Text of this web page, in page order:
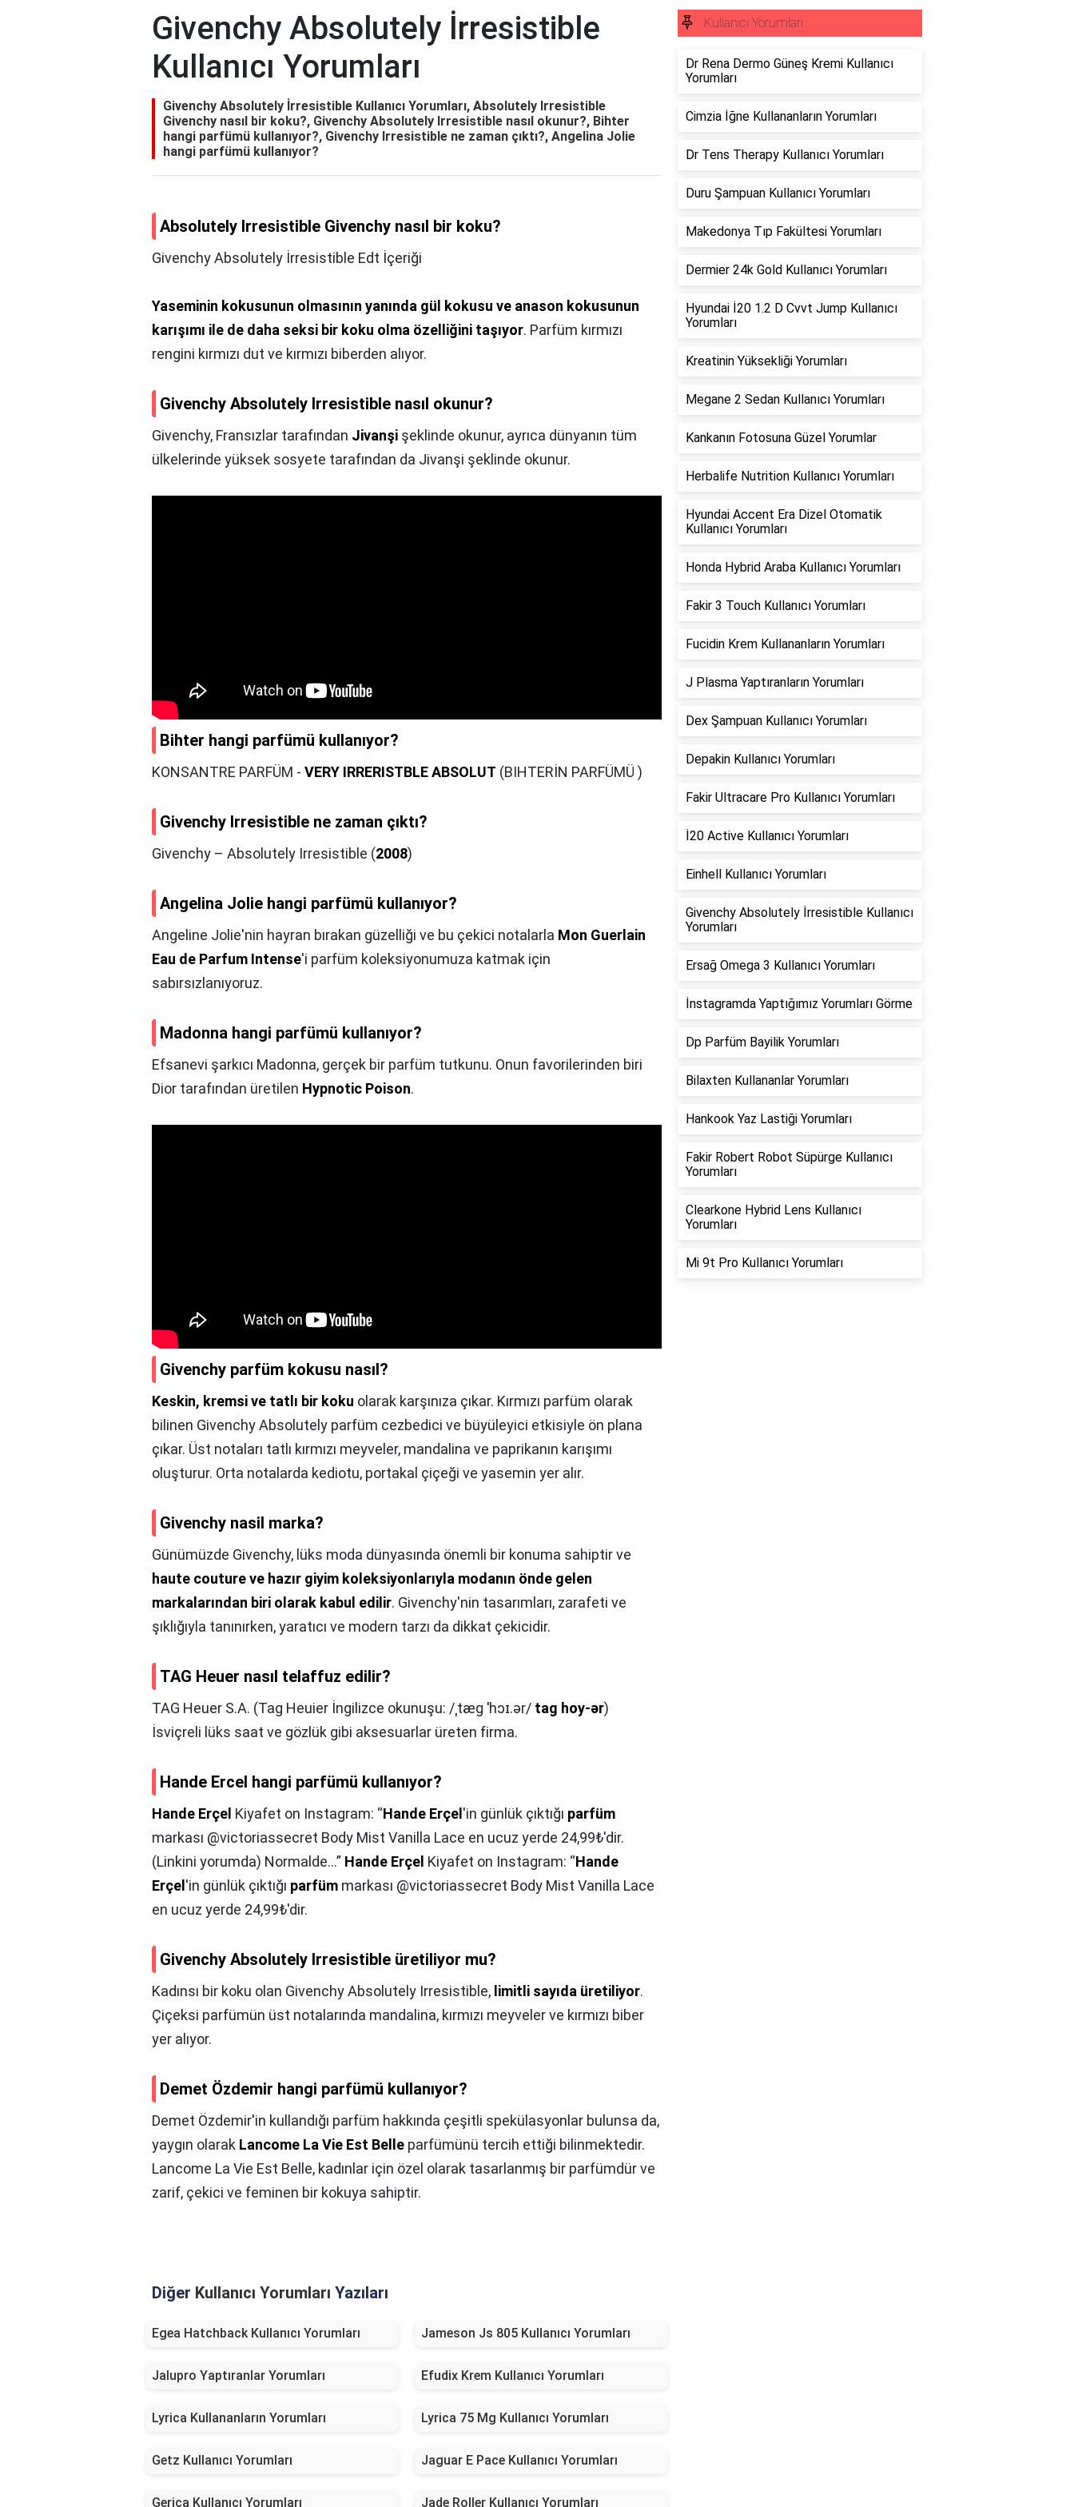
Givenchy Absolutely İrresistible
Kullanıcı Yorumları
Givenchy Absolutely İrresistible Kullanıcı Yorumları, Absolutely Irresistible
Givenchy nasıl bir koku?, Givenchy Absolutely Irresistible nasıl okunur?, Bihter
hangi parfümü kullanıyor?, Givenchy Irresistible ne zaman çıktı?, Angelina Jolie
hangi parfümü kullanıyor?
Absolutely Irresistible Givenchy nasıl bir koku?
Givenchy Absolutely İrresistible Edt İçeriği
Yaseminin kokusunun olmasının yanında gül kokusu ve anason kokusunun
karışımı ile de daha seksi bir koku olma özelliğini taşıyor. Parfüm kırmızı
rengini kırmızı dut ve kırmızı biberden alıyor.
Givenchy Absolutely Irresistible nasıl okunur?
Givenchy, Fransızlar tarafından Jivanşi şeklinde okunur, ayrıca dünyanın tüm
ülkelerinde yüksek sosyete tarafından da Jivanşi şeklinde okunur.
Bihter hangi parfümü kullanıyor?
KONSANTRE PARFÜM - VERY IRRERISTBLE ABSOLUT (BIHTERİN PARFÜMÜ )
Givenchy Irresistible ne zaman çıktı?
Givenchy – Absolutely Irresistible (2008)
Angelina Jolie hangi parfümü kullanıyor?
Angeline Jolie'nin hayran bırakan güzelliği ve bu çekici notalarla Mon Guerlain
Eau de Parfum Intense'i parfüm koleksiyonumuza katmak için
sabırsızlanıyoruz.
Madonna hangi parfümü kullanıyor?
Efsanevi şarkıcı Madonna, gerçek bir parfüm tutkunu. Onun favorilerinden biri
Dior tarafından üretilen Hypnotic Poison.
Givenchy parfüm kokusu nasıl?
Keskin, kremsi ve tatlı bir koku olarak karşınıza çıkar. Kırmızı parfüm olarak
bilinen Givenchy Absolutely parfüm cezbedici ve büyüleyici etkisiyle ön plana
çıkar. Üst notaları tatlı kırmızı meyveler, mandalina ve paprikanın karışımı
oluşturur. Orta notalarda kediotu, portakal çiçeği ve yasemin yer alır.
Givenchy nasil marka?
Günümüzde Givenchy, lüks moda dünyasında önemli bir konuma sahiptir ve
haute couture ve hazır giyim koleksiyonlarıyla modanın önde gelen
markalarından biri olarak kabul edilir. Givenchy'nin tasarımları, zarafeti ve
şıklığıyla tanınırken, yaratıcı ve modern tarzı da dikkat çekicidir.
TAG Heuer nasıl telaffuz edilir?
TAG Heuer S.A. (Tag Heuier İngilizce okunuşu: /ˌtæɡ ˈhɔɪ.ər/ tag hoy-ər)
İsviçreli lüks saat ve gözlük gibi aksesuarlar üreten firma.
Hande Ercel hangi parfümü kullanıyor?
Hande Erçel Kiyafet on Instagram: “Hande Erçel 'in günlük çıktığı parfüm
markası @victoriassecret Body Mist Vanilla Lace en ucuz yerde 24,99₺'dir.
(Linkini yorumda) Normalde…” Hande Erçel Kiyafet on Instagram: “Hande
Erçel 'in günlük çıktığı parfüm markası @victoriassecret Body Mist Vanilla Lace
en ucuz yerde 24,99₺'dir.
Givenchy Absolutely Irresistible üretiliyor mu?
Kadınsı bir koku olan Givenchy Absolutely Irresistible, limitli sayıda üretiliyor.
Çiçeksi parfümün üst notalarında mandalina, kırmızı meyveler ve kırmızı biber
yer alıyor.
Demet Özdemir hangi parfümü kullanıyor?
Demet Özdemir'in kullandığı parfüm hakkında çeşitli spekülasyonlar bulunsa da,
yaygın olarak Lancome La Vie Est Belle parfümünü tercih ettiği bilinmektedir.
Lancome La Vie Est Belle, kadınlar için özel olarak tasarlanmış bir parfümdür ve
zarif, çekici ve feminen bir kokuya sahiptir.
Diğer Kullanıcı Yorumları Yazıları
Egea Hatchback Kullanıcı Yorumları Jameson Js 805 Kullanıcı Yorumları
Jalupro Yaptıranlar Yorumları Efudix Krem Kullanıcı Yorumları
Lyrica Kullananların Yorumları Lyrica 75 Mg Kullanıcı Yorumları
Getz Kullanıcı Yorumları Jaguar E Pace Kullanıcı Yorumları
Gerica Kullanıcı Yorumları Jade Roller Kullanıcı Yorumları
Kullanıcı Yorumları
Dr Rena Dermo Güneş Kremi Kullanıcı
Yorumları
Cimzia İğne Kullananların Yorumları
Dr Tens Therapy Kullanıcı Yorumları
Duru Şampuan Kullanıcı Yorumları
Makedonya Tıp Fakültesi Yorumları
Dermier 24k Gold Kullanıcı Yorumları
Hyundai İ20 1.2 D Cvvt Jump Kullanıcı
Yorumları
Kreatinin Yüksekliği Yorumları
Megane 2 Sedan Kullanıcı Yorumları
Kankanın Fotosuna Güzel Yorumlar
Herbalife Nutrition Kullanıcı Yorumları
Hyundai Accent Era Dizel Otomatik
Kullanıcı Yorumları
Honda Hybrid Araba Kullanıcı Yorumları
Fakir 3 Touch Kullanıcı Yorumları
Fucidin Krem Kullananların Yorumları
J Plasma Yaptıranların Yorumları
Dex Şampuan Kullanıcı Yorumları
Depakin Kullanıcı Yorumları
Fakir Ultracare Pro Kullanıcı Yorumları
İ20 Active Kullanıcı Yorumları
Einhell Kullanıcı Yorumları
Givenchy Absolutely İrresistible Kullanıcı
Yorumları
Ersağ Omega 3 Kullanıcı Yorumları
İnstagramda Yaptığımız Yorumları Görme
Dp Parfüm Bayilik Yorumları
Bilaxten Kullananlar Yorumları
Hankook Yaz Lastiği Yorumları
Fakir Robert Robot Süpürge Kullanıcı
Yorumları
Clearkone Hybrid Lens Kullanıcı
Yorumları
Mi 9t Pro Kullanıcı Yorumları